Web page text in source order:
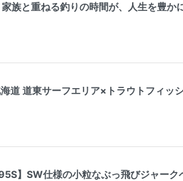
家族と重ねる釣りの時間が、人生を豊か
道 道東サーフエリア×トラウトフィッ
】SW仕様の小粒なぶっ飛びジャーク